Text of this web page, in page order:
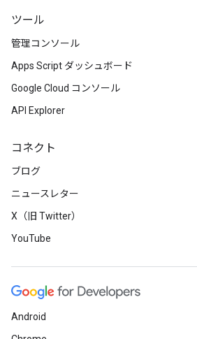
ツール
管理コンソール
Apps Script ダッシュボード
Google Cloud コンソール
API Explorer
コネクト
ブログ
ニュースレター
X（旧 Twitter）
YouTube
Android